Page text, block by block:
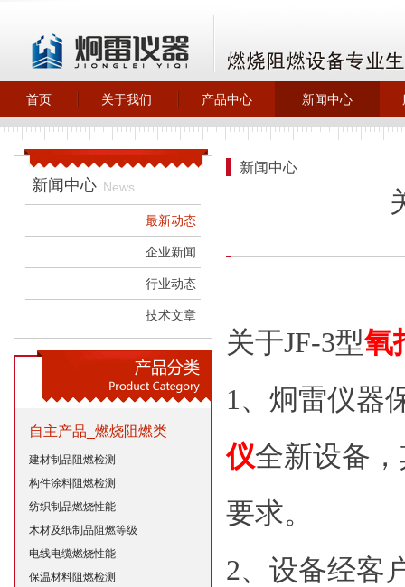
首页 关于我们 产品中心 新闻中心
> 关于炯雷仪器 > 自主产品_燃烧
阻燃类
橡胶塑料检测
机试验箱
>
> 最新动态
>行业动态
>
新闻中心 News
最新动态
企业新闻
行业动态
技术文章
自主产品_燃烧阻燃类
建材制品阻燃检测
构件涂料阻燃检测
纺织制品燃烧性能
木材及纸制品阻燃等级
电线电缆燃烧性能
保温材料阻燃检测
新闻中心
关于JF-3型氧
1、炯雷仪器
仪全新设备
要求。
2、设备经客